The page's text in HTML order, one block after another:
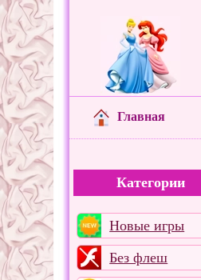
Главная
Категории
Новые игры
Без флеш